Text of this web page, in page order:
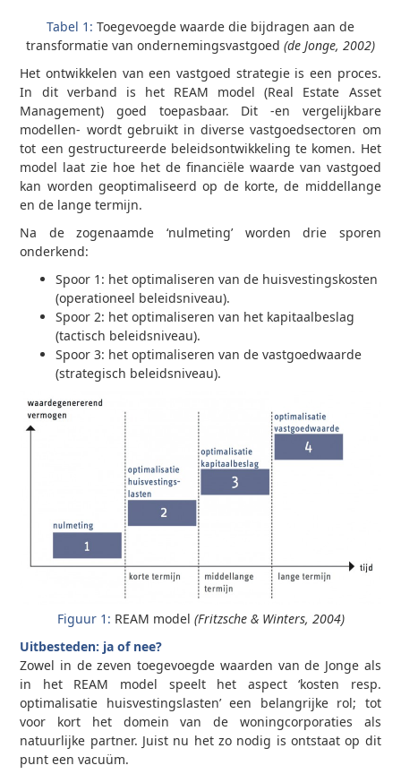
Tabel 1: Toegevoegde waarde die bijdragen aan de
transformatie van ondernemingsvastgoed (de Jonge, 2002)
Het ontwikkelen van een vastgoed strategie is een proces.
In dit verband is het REAM model (Real Estate Asset
Management) goed toepasbaar. Dit -en vergelijkbare
modellen- wordt gebruikt in diverse vastgoedsectoren om
tot een gestructureerde beleidsontwikkeling te komen. Het
model laat zie hoe het de financiële waarde van vastgoed
kan worden geoptimaliseerd op de korte, de middellange
en de lange termijn.
Na de zogenaamde ‘nulmeting’ worden drie sporen
onderkend:
Spoor 1: het optimaliseren van de huisvestingskosten
(operationeel beleidsniveau).
Spoor 2: het optimaliseren van het kapitaalbeslag
(tactisch beleidsniveau).
Spoor 3: het optimaliseren van de vastgoedwaarde
(strategisch beleidsniveau).
Figuur 1: REAM model (Fritzsche & Winters, 2004)
Uitbesteden: ja of nee?
Zowel in de zeven toegevoegde waarden van de Jonge als
in het REAM model speelt het aspect ‘kosten resp.
optimalisatie huisvestingslasten’ een belangrijke rol; tot
voor kort het domein van de woningcorporaties als
natuurlijke partner. Juist nu het zo nodig is ontstaat op dit
punt een vacuüm.